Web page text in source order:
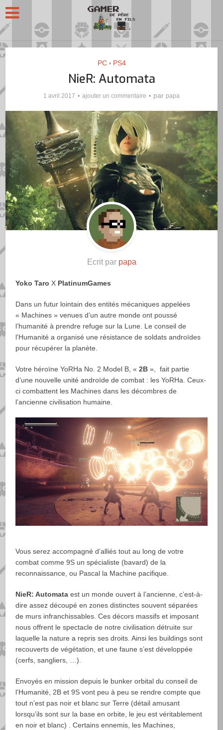
PC • PS4
NieR: Automata
1 avril 2017 ajouter un commentaire par papa
Ecrit par papa
Yoko Taro X PlatinumGames
Dans un futur lointain des entités mécaniques appelées
« Machines » venues d’un autre monde ont poussé
l’humanité à prendre refuge sur la Lune. Le conseil de
l’Humanité a organisé une résistance de soldats androïdes
pour récupérer la planète.
Votre héroïne YoRHa No. 2 Model B, «2B », fait partie
d’une nouvelle unité androïde de combat : les YoRHa. Ceux-
ci combattent les Machines dans les décombres de
l’ancienne civilisation humaine.
Vous serez accompagné d’alliés tout au long de votre
combat comme 9S un spécialiste (bavard) de la
reconnaissance, ou Pascal la Machine pacifique.
NieR: Automata est un monde ouvert à l’ancienne, c’est-à-
dire assez découpé en zones distinctes souvent séparées
de murs infranchissables. Ces décors massifs et imposant
nous offrent le spectacle de notre civilisation détruite sur
laquelle la nature a repris ses droits. Ainsi les buildings sont
recouverts de végétation, et une faune s’est développée
(cerfs, sangliers, …).
Envoyés en mission depuis le bunker orbital du conseil de
l’Humanité, 2B et 9S vont peu à peu se rendre compte que
tout n’est pas noir et blanc sur Terre (détail amusant
lorsqu’ils sont sur la base en orbite, le jeu est véritablement
en noir et blanc) . Certains ennemis, les Machines,